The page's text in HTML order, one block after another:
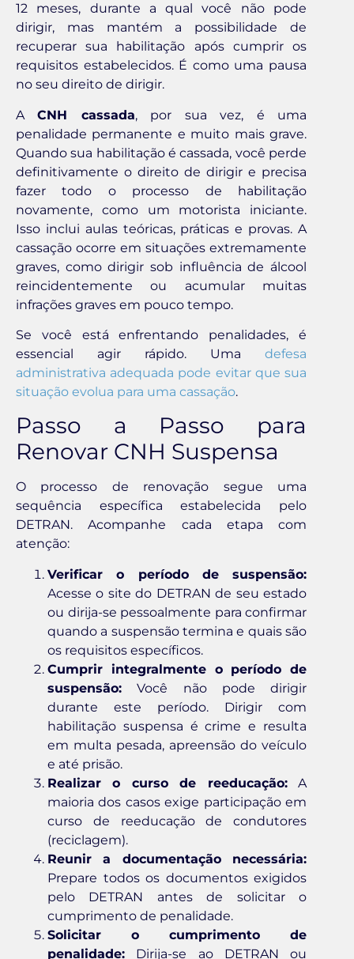
12 meses, durante a qual você não pode
dirigir, mas mantém a possibilidade de
recuperar sua habilitação após cumprir os
requisitos estabelecidos. É como uma pausa
no seu direito de dirigir.
ACNH cassada, por sua vez, é uma
penalidade permanente e muito mais grave.
Quando sua habilitação é cassada, você perde
definitivamente o direito de dirigir e precisa
fazer todo o processo de habilitação
novamente, como um motorista iniciante.
Isso inclui aulas teóricas, práticas e provas. A
cassação ocorre em situações extremamente
graves, como dirigir sob influência de álcool
reincidentemente ou acumular muitas
infrações graves em pouco tempo.
Se você está enfrentando penalidades, é
essencial agir rápido. Uma defesa
administrativa adequada pode evitar que sua
situação evolua para uma cassação.
Passo a Passo para
Renovar CNH Suspensa
O processo de renovação segue uma
sequência específica estabelecida pelo
DETRAN. Acompanhe cada etapa com
atenção:
Verificar o período de suspensão:
Acesse o site do DETRAN de seu estado
ou dirija-se pessoalmente para confirmar
quando a suspensão termina e quais são
os requisitos específicos.
Cumprir integralmente o período de
suspensão: Você não pode dirigir
durante este período. Dirigir com
habilitação suspensa é crime e resulta
em multa pesada, apreensão do veículo
e até prisão.
Realizar o curso de reeducação:A
maioria dos casos exige participação em
curso de reeducação de condutores
(reciclagem).
Reunir a documentação necessária:
Prepare todos os documentos exigidos
pelo DETRAN antes de solicitar o
cumprimento de penalidade.
Solicitar o cumprimento de
penalidade: Dirija-se ao DETRAN ou